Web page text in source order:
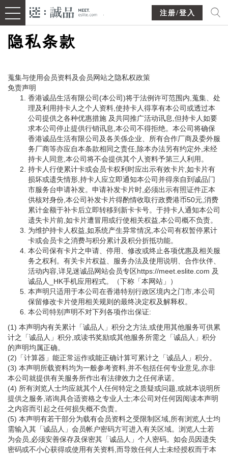
注册/登入
隐私条款
蒐集与使用会员资料及会员网站之隐私权政策
免责声明
香港诚品生活有限公司(本公司)将于法例许可范围内,蒐集、处
理及利用持卡人之个人资料,使持卡人得享有本公司或透过本
公司提供之各种优惠措施 及共同推广活动讯息,但持卡人如要
求本公司停止提供行销讯息,本公司不得拒绝。本公司将确保
香港诚品生活有限公司及各关係企业、所有合作厂商及委外服
务厂商等亦应自本条款相同之责任,除本办法另有约定外,未经
持卡人同意,本公司将不会提供其个人资料予第三人利用。
持卡人行使累计卡或会员卡权利时应出示有效卡片,如卡片有
损坏或遗失情形,持卡人应立即通知本公司并得亲自到诚品门
市服务台申请补发。申请补发卡片时,必须出示有照证件正本
供核对身份,本公司补发卡片得酌情收取行政费港币50元,消费
累计金额于补卡后立即转移到新卡卡号。于持卡人通知本公司
遗失卡片前,如卡片遭冒用或行使相关权益,本公司概不负责。
为维护持卡人权益,如系统产生异常情况,本公司有权暂停累计
卡或会员卡之消费与积分累计及积分折抵功能。
本公司保有卡片之申请、停用、修改或终止各项优惠及相关服
务之权利。有关卡片权益、服务办法及使用说明、合作伙伴、
活动内容,详见迷诚品网站会员专区https://meet.eslite.com 及
诚品人_HK手机应用程式。（下称「本网站」）
本声明只适用于本公司在香港特别行政区境内之门市,本公司
保留修改卡片使用相关规则的最终决定权及解释权。
本公司特别声明不对下列各项作出保证:
(1) 本声明内有关累计「诚品人」积分之方法,或使用其他服务可供累
计之「诚品人」积分,或读书奖励或其他服务所需之「诚品人」积分
的声明均属正确。
(2)「计算器」能正常运作或能正确计算可累计之「诚品人」积分。
(3) 本声明所载资料均为一般参考资料,并不包括任何专业意见,亦非
本公司就提供有关服务所作出有法律效力之任何承诺。
(4) 所有浏览人士均应就其个人任何特定之质疑或问题,或就本说明所
提供之服务,谘询具合适资格之专业人士;本公司对任何因阅读本声明
之内容而引起之任何损失概不负责。
(5) 本声明有若干部分为载有会员资料之受限制区域,所有浏览人士均
需输入其「诚品人」会员帐户密码方可进入有关区域。浏览人士若
为会员,必须安善保存及保密其「诚品人」个人密码。如会员因遗失
密码或不小心获得或使用有关资料,而导致任何人士未经授权而于本